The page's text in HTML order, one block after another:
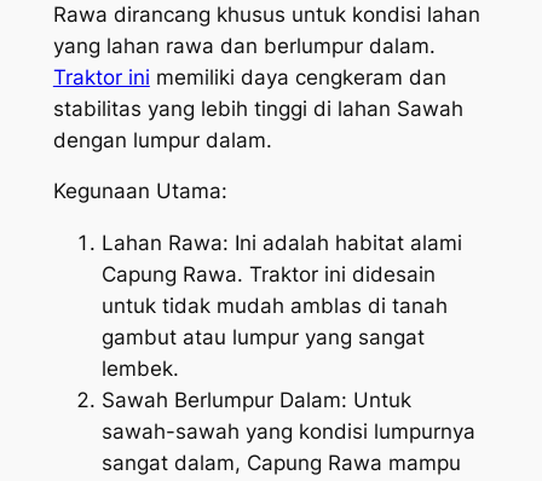
Rawa dirancang khusus untuk kondisi lahan
yang lahan rawa dan berlumpur dalam.
Traktor ini memiliki daya cengkeram dan
stabilitas yang lebih tinggi di lahan Sawah
dengan lumpur dalam.
Kegunaan Utama:
Lahan Rawa: Ini adalah habitat alami
Capung Rawa. Traktor ini didesain
untuk tidak mudah amblas di tanah
gambut atau lumpur yang sangat
lembek.
Sawah Berlumpur Dalam: Untuk
sawah-sawah yang kondisi lumpurnya
sangat dalam, Capung Rawa mampu